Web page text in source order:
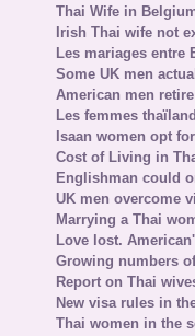
Thai Wife in
Irish Thai wife not
Les mariages entre
Some UK men
American men
Les femmes
Isaan women opt
Cost of Living in
Englishman could
UK men overcome
Marrying a Thai
Love lost.
Growing numbers
Report on Thai
New visa rules in
Thai women in the